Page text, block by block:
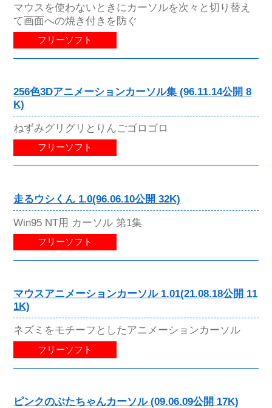
マウスを使わないときにカーソルを次々と切り替え
て画面への焼き付きを防ぐ
フリーソフト
256色3Dアニメーションカーソル集 (96.11.14公開 8
K)
ねずみグリグリとりんごゴロゴロ
フリーソフト
走るウシくん 1.0(96.06.10公開 32K)
Win95 NT用 カーソル 第1集
フリーソフト
マウスアニメーションカーソル 1.01(21.08.18公開 11
1K)
ネズミをモチーフとしたアニメーションカーソル
フリーソフト
ピンクのぶたちゃんカーソル (09.06.09公開 17K)